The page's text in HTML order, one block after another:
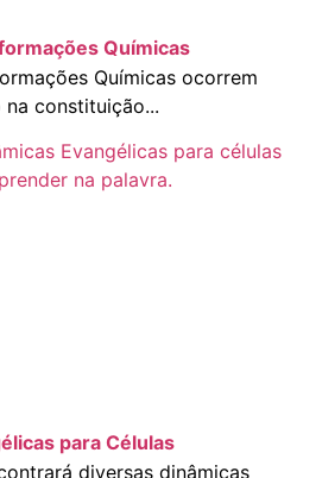
Químicas
Químicas ocorrem
constituição...
para Células
diversas dinâmicas